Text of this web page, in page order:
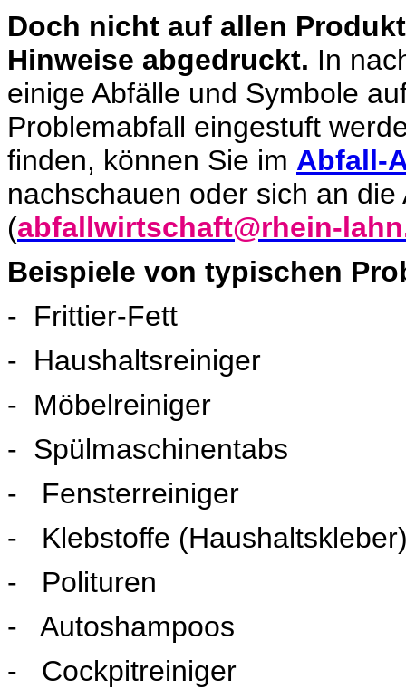
Doch nicht auf allen
Hinweise abgedruckt. In
einige Abfälle und Symbole
Problemabfall eingestuft
finden, können Sie im Abfall-
nachschauen oder sich an
(abfallwirtschaft@rhein-
Beispiele von typischen
- Frittier-Fett
- Haushaltsreiniger
- Möbelreiniger
- Spülmaschinentabs
- Fensterreiniger
- Klebstoffe
- Polituren
- Autoshampoos
- Cockpitreiniger